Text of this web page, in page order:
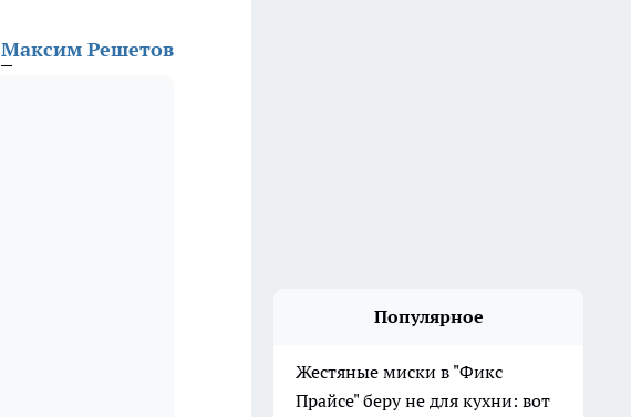
Максим Решетов
Популярное
Жестяные миски в "Фикс
Прайсе" беру не для кухни: вот